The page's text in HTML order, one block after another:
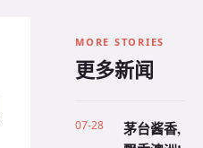
MORE STORIES
更多新闻
07-28
茅台酱香,